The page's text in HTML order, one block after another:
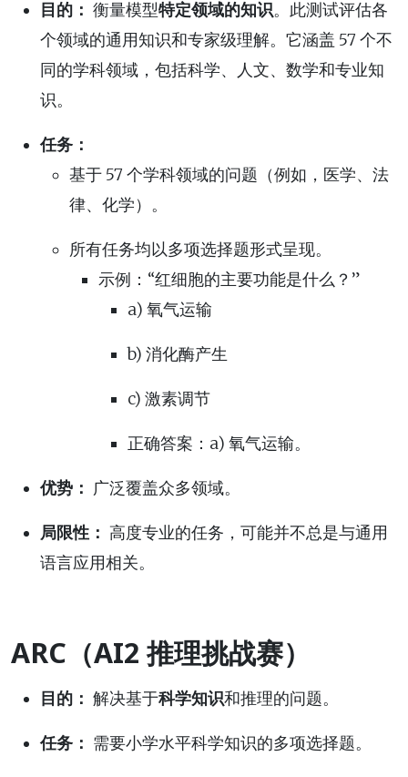
目的： 衡量模型特定领域的知识。此测试评估各
个领域的通用知识和专家级理解。它涵盖 57 个不
同的学科领域，包括科学、人文、数学和专业知
识。
任务：
基于 57 个学科领域的问题（例如，医学、法
律、化学）。
所有任务均以多项选择题形式呈现。
示例：“红细胞的主要功能是什么？”
a) 氧气运输
b) 消化酶产生
c) 激素调节
正确答案：a) 氧气运输。
优势： 广泛覆盖众多领域。
局限性： 高度专业的任务，可能并不总是与通用
语言应用相关。
ARC（AI2 推理挑战赛）
目的： 解决基于科学知识和推理的问题。
任务： 需要小学水平科学知识的多项选择题。